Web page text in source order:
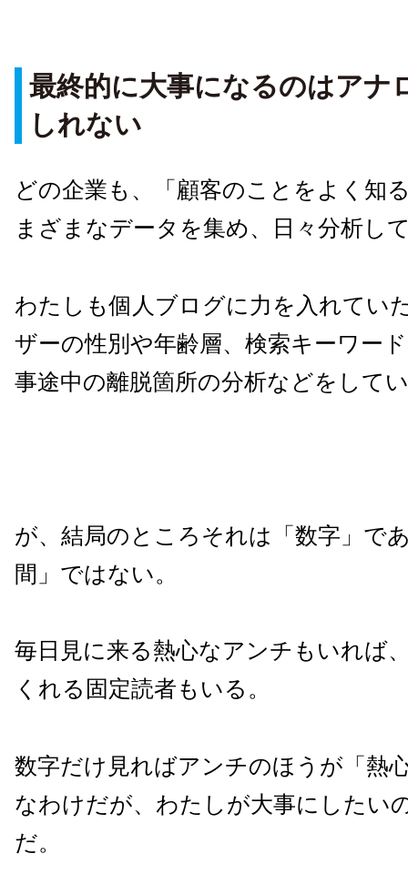
最終的に大事になるのはアナ
しれない
どの企業も、「顧客のことをよく知
まざまなデータを集め、日々分析し
わたしも個人ブログに力を入れてい
ザーの性別や年齢層、検索キーワー
事途中の離脱箇所の分析などをして
が、結局のところそれは「数字」で
間」ではない。
毎日見に来る熱心なアンチもいれば
くれる固定読者もいる。
数字だけ見ればアンチのほうが「熱
なわけだが、わたしが大事にしたい
だ。